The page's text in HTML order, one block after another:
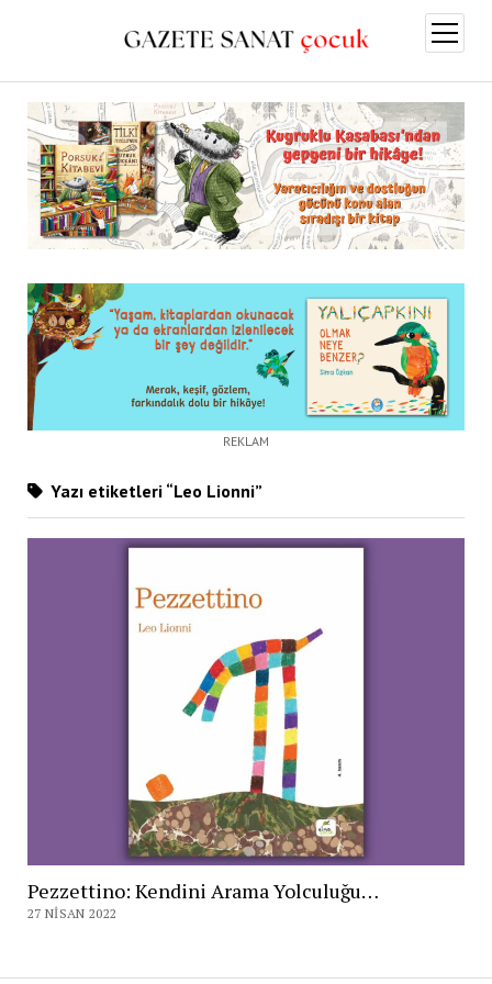
aç
REKLAM
Yazı etiketleri “Leo Lionni”
Pezzettino: Kendini Arama Yolculuğu…
27 NISAN 2022